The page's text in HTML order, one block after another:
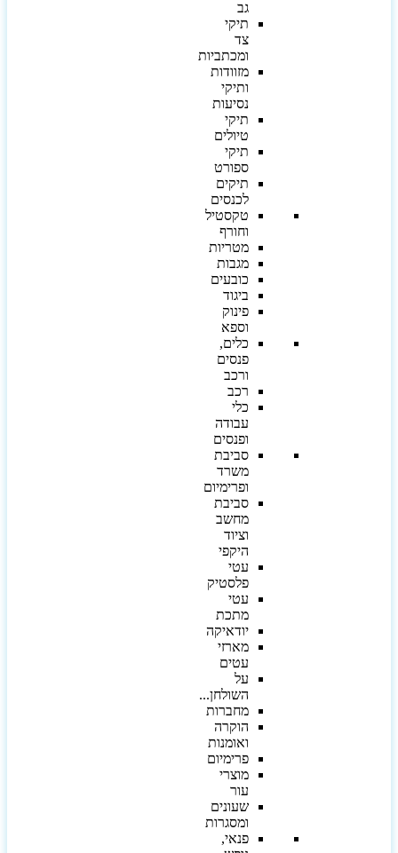
תיקי
ומכתביות
מזוודות
ותיקי
נסיעות
תיקי
טיולים
תיקי
ספורט
תיקים
לכנסים
טקסטיל
וחורף
מטריות
מגבות
כובעים
ביגוד
פינוק
וספא
כלים,
פנסים
ורכב
רכב
כלי
עבודה
ופנסים
סביבת
משרד
ופרימיום
סביבת
מחשב
וציוד
היקפי
עטי
פלסטיק
עטי
מתכת
יודאיקה
מארזי
עטים
על
השולחן...
מחברות
הוקרה
ואומנות
פרימיום
מוצרי
עור
שעונים
ומסגרות
פנאי,